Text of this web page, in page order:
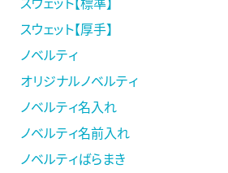
スウェット【厚手】
ノベルティ
オリジナルノベルティ
ノベルティ名入れ
ノベルティ名前入れ
ノベルティばらまき